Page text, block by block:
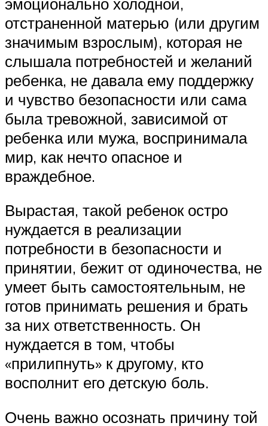
отстраненной матерью (или другим
значимым взрослым), которая не
слышала потребностей и желаний
ребенка, не давала ему поддержку
и чувство безопасности или сама
была тревожной, зависимой от
ребенка или мужа, воспринимала
мир, как нечто опасное и
враждебное.
Вырастая, такой ребенок остро
нуждается в реализации
потребности в безопасности и
принятии, бежит от одиночества, не
умеет быть самостоятельным, не
готов принимать решения и брать
за них ответственность. Он
нуждается в том, чтобы
«прилипнуть» к другому, кто
восполнит его детскую боль.
Очень важно осознать причину той